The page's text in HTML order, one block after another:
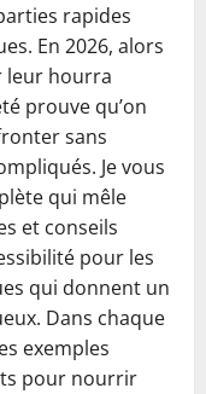
rapides
En 2026, alors
leur hourra
prouve qu’on
sans
Je vous
qui mêle
et conseils
pour les
qui donnent un
Dans chaque
exemples
pour nourrir